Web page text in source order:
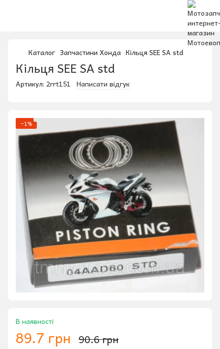
Каталог Запчастини Хонда Кільця SEE SA std
Кільця SEE SA std
Артикул: 2rrt151 Написати відгук
−1%
В наявності
89.7 грн 90.6 грн